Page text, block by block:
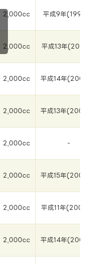
2,000cc 平成9年(1997
2,000cc 平成13年(2001
2,000cc 平成14年(2003
2,000cc 平成13年(2002
2,000cc -
2,000cc 平成15年(2004
2,000cc 平成11年(2000
2,000cc 平成14年